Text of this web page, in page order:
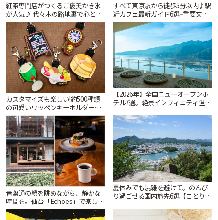
紅茶専門店がつくるご褒美かき氷
が人気♪ 代々木の路地裏で心とき
めくひんやり時間「ティー スイー
ツ ラボ コンテナート」 | ことりっ
ぷ
すべて東京駅から徒歩5分以内♪駅
近カフェ最新ガイド6選~重要文化
財の洋館カフェから、改札すぐの
レトロ喫茶まで~ | ことりっぷ
カスタマイズも楽しい!約500種類
の可愛いワッペンキーホルダーが
ずらり。小平市「Kimamaya
T&K」 | ことりっぷ
【2026年】全国ニューオープンホ
テル7選。絶景インフィニティ温泉
ぷ
青葉通の緑を眺めながら、静かな
時間を。仙台「Echoes」で楽しむ
モーニングとランチ | ことりっぷ
夏休みでも混雑を避けて。のんび
り過ごせる国内旅先6選【ことりっ